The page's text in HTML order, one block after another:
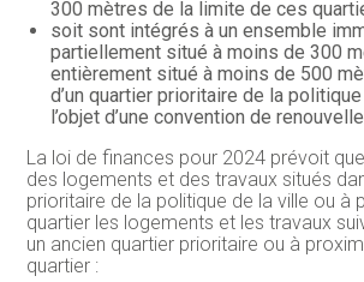
300 mètres de la limite de ces
soit sont intégrés à un ensemble
partiellement situé à moins de 300
entièrement situé à moins de 500
d’un quartier prioritaire de la
l’objet d’une convention de
La loi de finances pour 2024 prévoit
des logements et des travaux situés
prioritaire de la politique de la ville ou à
quartier les logements et les travaux
un ancien quartier prioritaire ou à
quartier :